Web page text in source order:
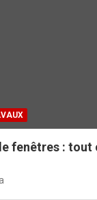
fenêtres : tout